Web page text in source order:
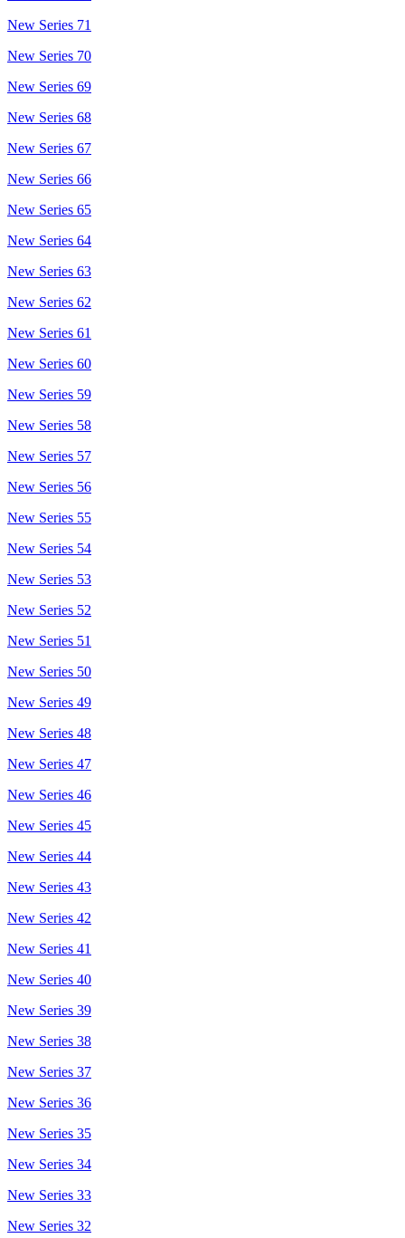
New Series 71
New Series 70
New Series 69
New Series 68
New Series 67
New Series 66
New Series 65
New Series 64
New Series 63
New Series 62
New Series 61
New Series 60
New Series 59
New Series 58
New Series 57
New Series 56
New Series 55
New Series 54
New Series 53
New Series 52
New Series 51
New Series 50
New Series 49
New Series 48
New Series 47
New Series 46
New Series 45
New Series 44
New Series 43
New Series 42
New Series 41
New Series 40
New Series 39
New Series 38
New Series 37
New Series 36
New Series 35
New Series 34
New Series 33
New Series 32